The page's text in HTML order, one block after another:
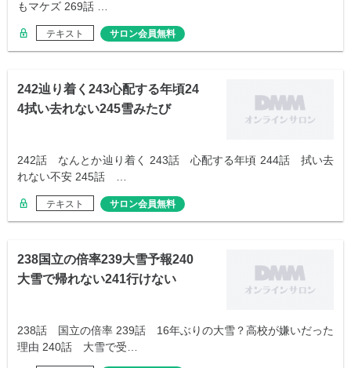
もマケズ 269話 …
テキスト サロン会員無料
242辿り着く243心配する年頃24
4拭い去れない245雪みたび
242話 なんとか辿り着く 243話 心配する年頃 244話 拭い去
れない不安 245話 …
テキスト サロン会員無料
238国立の倍率239大雪予報240
大雪で帰れない241行けない
238話 国立の倍率 239話 16年ぶりの大雪？高校が嫌いだった
理由 240話 大雪で受…